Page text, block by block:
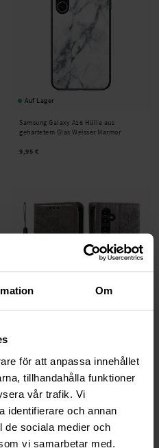
Om
för att anpassa innehållet
tillhandahålla funktioner
vår trafik. Vi
identifierare och annan
de sociala medier och
vi samarbetar med.
Auf Lager
Samsung Galaxy A16 Hülle aus
gehärtetem Glas Weisser Marmor
9,95 €
Mandala grau
14,95 €